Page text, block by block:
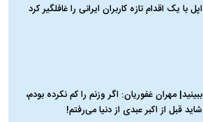
اپل با یک اقدام تازه کاربران ایرانی را غافلگیر کرد
ببینید| مهران غفوریان: اگر وزنم را کم نکرده بودم،
شاید قبل از اکبر عبدی از دنیا می‌رفتم!